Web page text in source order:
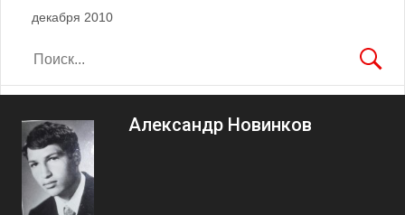
декабря 2010
Александр Новинков